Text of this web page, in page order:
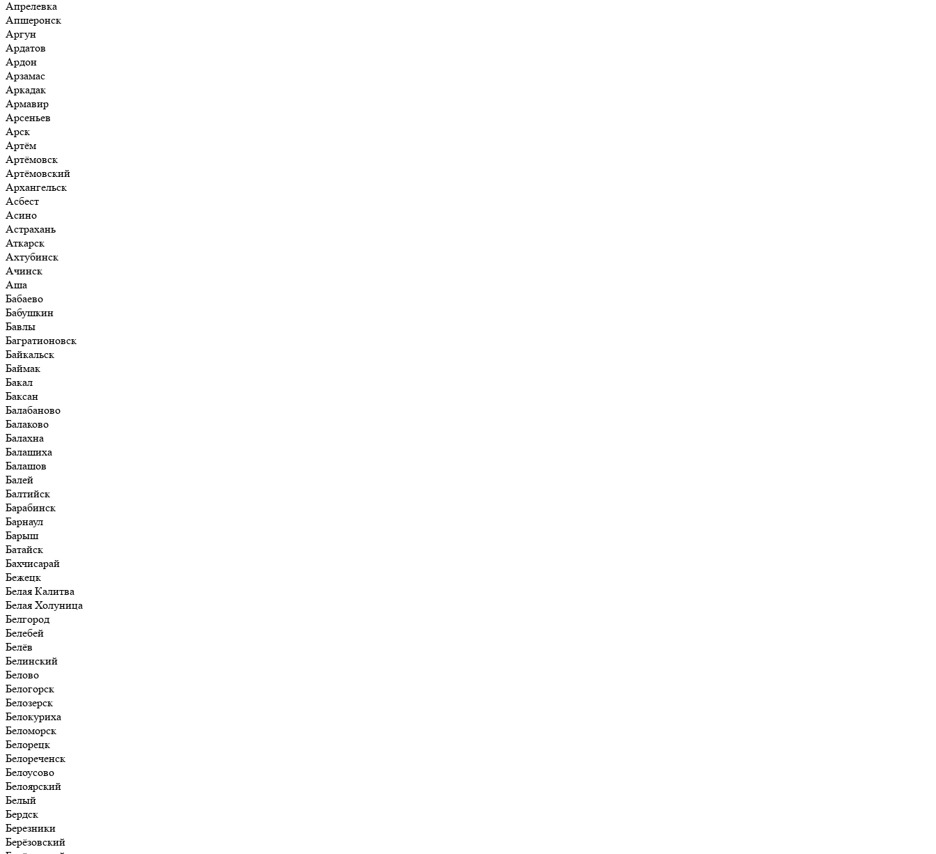
Апрелевка
Апшеронск
Аргун
Ардатов
Ардон
Арзамас
Аркадак
Армавир
Арсеньев
Арск
Артём
Артёмовск
Артёмовский
Архангельск
Асбест
Асино
Астрахань
Аткарск
Ахтубинск
Ачинск
Аша
Бабаево
Бабушкин
Бавлы
Багратионовск
Байкальск
Баймак
Бакал
Баксан
Балабаново
Балаково
Балахна
Балашиха
Балашов
Балей
Балтийск
Барабинск
Барнаул
Барыш
Батайск
Бахчисарай
Бежецк
Белая Калитва
Белая Холуница
Белгород
Белебей
Белёв
Белинский
Белово
Белогорск
Белозерск
Белокуриха
Беломорск
Белорецк
Белореченск
Белоусово
Белоярский
Белый
Бердск
Березники
Берёзовский